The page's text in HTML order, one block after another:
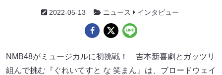
2022-05-13 ニュース インタビュー
NMB48がミュージカルに初挑戦！ 吉本新喜劇とガッツリ
組んで挑む『ぐれいてすと な 笑まん』は、ブロードウェイ